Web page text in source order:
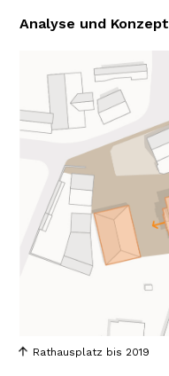
Analyse und Konzept
Rathausplatz bis 2019